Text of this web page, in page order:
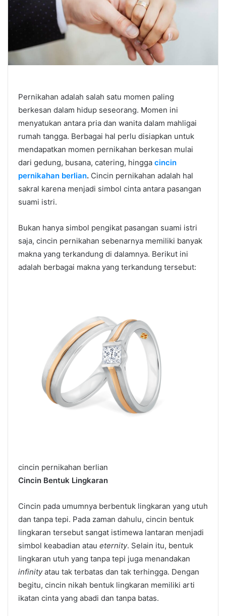
Pernikahan adalah salah satu momen paling
berkesan dalam hidup seseorang. Momen ini
menyatukan antara pria dan wanita dalam mahligai
rumah tangga. Berbagai hal perlu disiapkan untuk
mendapatkan momen pernikahan berkesan mulai
dari gedung, busana, catering, hingga cincin
pernikahan berlian. Cincin pernikahan adalah hal
sakral karena menjadi simbol cinta antara pasangan
suami istri.
Bukan hanya simbol pengikat pasangan suami istri
saja, cincin pernikahan sebenarnya memiliki banyak
makna yang terkandung di dalamnya. Berikut ini
adalah berbagai makna yang terkandung tersebut:
cincin pernikahan berlian
Cincin Bentuk Lingkaran
Cincin pada umumnya berbentuk lingkaran yang utuh
dan tanpa tepi. Pada zaman dahulu, cincin bentuk
lingkaran tersebut sangat istimewa lantaran menjadi
simbol keabadian atau eternity. Selain itu, bentuk
lingkaran utuh yang tanpa tepi juga menandakan
infinityatau tak terbatas dan tak terhingga. Dengan
begitu, cincin nikah bentuk lingkaran memiliki arti
ikatan cinta yang abadi dan tanpa batas.